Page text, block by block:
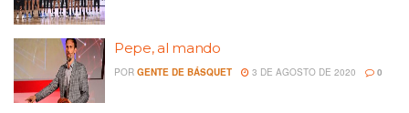
Pepe, al mando
POR GENTE DE BÁSQUET 3 DE AGOSTO DE 2020 0